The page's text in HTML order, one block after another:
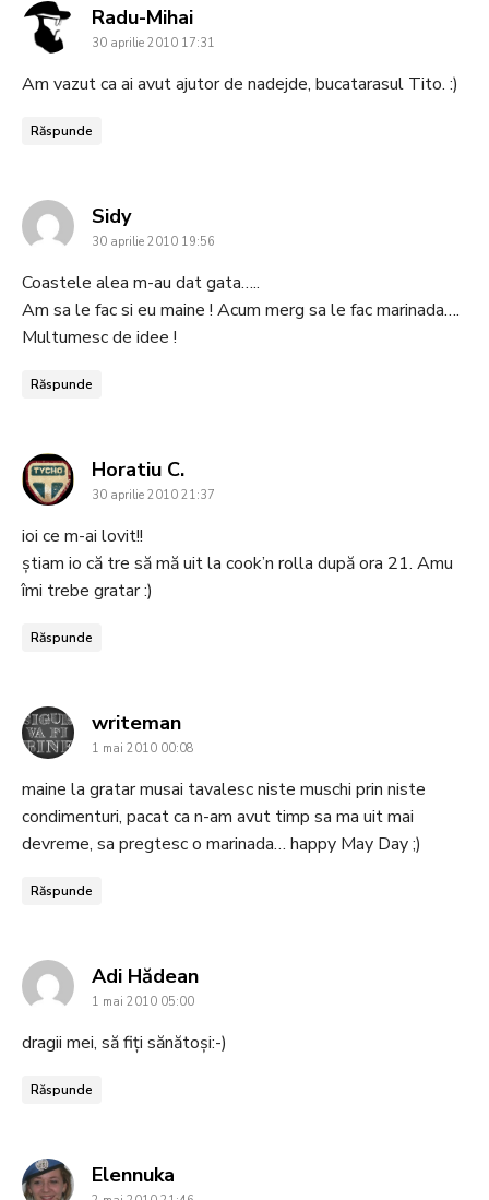
Radu-Mihaisays:
30 aprilie 2010 17:31
Am vazut ca ai avut ajutor de nadejde, bucatarasul Tito. :)
Răspunde
Sidysays:
30 aprilie 2010 19:56
Coastele alea m-au dat gata…..
Am sa le fac si eu maine ! Acum merg sa le fac marinada….
Multumesc de idee !
Răspunde
Horatiu C.says:
30 aprilie 2010 21:37
ioi ce m-ai lovit!!
ştiam io că tre să mă uit la cook’n rolla după ora 21. Amu
îmi trebe gratar :)
Răspunde
writemansays:
1 mai 2010 00:08
maine la gratar musai tavalesc niste muschi prin niste
condimenturi, pacat ca n-am avut timp sa ma uit mai
devreme, sa pregtesc o marinada… happy May Day ;)
Răspunde
Adi Hădeansays:
1 mai 2010 05:00
dragii mei, să fiți sănătoși:-)
Răspunde
Elennuka